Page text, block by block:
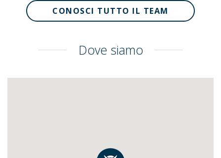
CONOSCI TUTTO IL TEAM
Dove siamo